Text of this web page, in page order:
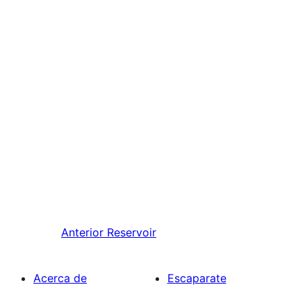
Anterior Reservoir
Acerca de Escaparate